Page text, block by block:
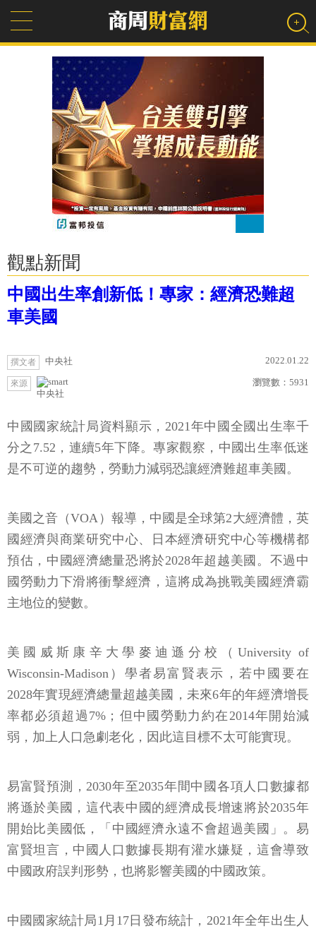
觀點新聞
中國出生率創新低！專家：經濟恐難超
車美國
撰文者 中央社 2022.01.22
來源
中央社
瀏覽數： 5931
中國國家統計局資料顯示，2021年中國全國出生率千
分之7.52，連續5年下降。專家觀察，中國出生率低迷
是不可逆的趨勢，勞動力減弱恐讓經濟難超車美國。
美國之音（VOA）報導，中國是全球第2大經濟體，英
國經濟與商業研究中心、日本經濟研究中心等機構都
預估，中國經濟總量恐將於2028年超越美國。不過中
國勞動力下滑將衝擊經濟，這將成為挑戰美國經濟霸
主地位的變數。
美國威斯康辛大學麥迪遜分校（University of
Wisconsin-Madison）學者易富賢表示，若中國要在
2028年實現經濟總量超越美國，未來6年的年經濟增長
率都必須超過7%；但中國勞動力約在2014年開始減
弱，加上人口急劇老化，因此這目標不太可能實現。
易富賢預測，2030年至2035年間中國各項人口數據都
將遜於美國，這代表中國的經濟成長增速將於2035年
開始比美國低，「中國經濟永遠不會超過美國」。易
富賢坦言，中國人口數據長期有灌水嫌疑，這會導致
中國政府誤判形勢，也將影響美國的中國政策。
中國國家統計局1月17日發布統計，2021年全年出生人